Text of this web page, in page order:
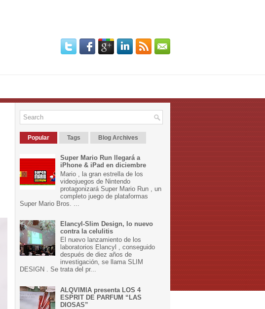
Popular Tags Blog Archives
Super Mario Run llegará a
iPhone & iPad en diciembre
Mario , la gran estrella de los
videojuegos de Nintendo
protagonizará Super Mario Run , un
completo juego de plataformas
Super Mario Bros. ...
Elancyl-Slim Design, lo nuevo
contra la celulitis
El nuevo lanzamiento de los
laboratorios Elancyl , conseguido
después de diez años de
investigación, se llama SLIM
DESIGN . Se trata del pr...
ALQVIMIA presenta LOS 4
ESPRIT DE PARFUM “LAS
DIOSAS”